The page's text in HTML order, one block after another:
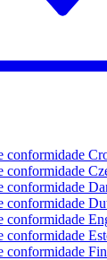
conformidade
conformidade
conformidade
conformidade
conformidade
conformidade
conformidade